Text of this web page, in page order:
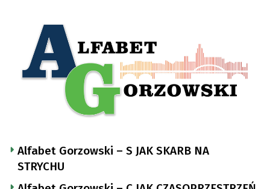
Alfabet Gorzowski – S JAK SKARB NA
STRYCHU